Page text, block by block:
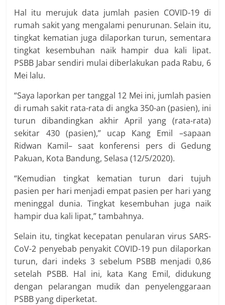
Hal itu merujuk data jumlah pasien COVID-19 di
rumah sakit yang mengalami penurunan. Selain itu,
tingkat kematian juga dilaporkan turun, sementara
tingkat kesembuhan naik hampir dua kali lipat.
PSBB Jabar sendiri mulai diberlakukan pada Rabu, 6
Mei lalu.
“Saya laporkan per tanggal 12 Mei ini, jumlah pasien
di rumah sakit rata-rata di angka 350-an (pasien), ini
turun dibandingkan akhir April yang (rata-rata)
sekitar 430 (pasien),” ucap Kang Emil –sapaan
Ridwan Kamil– saat konferensi pers di Gedung
Pakuan, Kota Bandung, Selasa (12/5/2020).
“Kemudian tingkat kematian turun dari tujuh
pasien per hari menjadi empat pasien per hari yang
meninggal dunia. Tingkat kesembuhan juga naik
hampir dua kali lipat,” tambahnya.
Selain itu, tingkat kecepatan penularan virus SARS-
CoV-2 penyebab penyakit COVID-19 pun dilaporkan
turun, dari indeks 3 sebelum PSBB menjadi 0,86
setelah PSBB. Hal ini, kata Kang Emil, didukung
dengan pelarangan mudik dan penyelenggaraan
PSBB yang diperketat.